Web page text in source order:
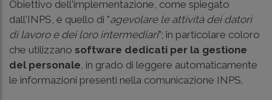
Obiettivo dell'implementazione, come spiegato
dall'INPS, è quello di "agevolare le attività dei datori
di lavoro e dei loro intermediari"; in particolare coloro
che utilizzano software dedicati per la gestione
del personale , in grado di leggere automaticamente
le informazioni presenti nella comunicazione INPS.